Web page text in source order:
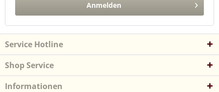
Anmelden
Service Hotline
Shop Service
Informationen